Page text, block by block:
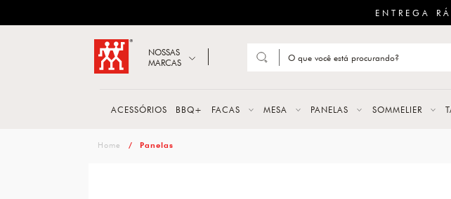
ENTREGA
ZWILLING
NOSSAS
MARCAS
FACAS
ACESSÓRIOS BBQ+ FACAS MESA PANELAS SOMMELIER
Panelas